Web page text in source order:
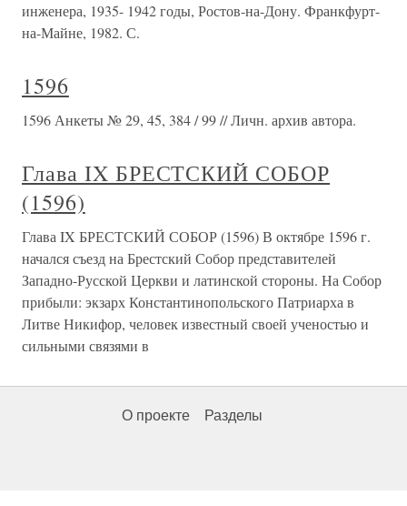
инженера, 1935- 1942 годы, Ростов-на-Дону. Франкфурт-
на-Майне, 1982. С.
1596
1596 Анкеты № 29, 45, 384 / 99 // Личн. архив автора.
Глава IX БРЕСТСКИЙ СОБОР
(1596)
Глава IX БРЕСТСКИЙ СОБОР (1596) В октябре 1596 г.
начался съезд на Брестский Со­бор представителей
Западно-Русской Церкви и ла­тинской стороны. На Собор
прибыли: экзарх Кон­стантинопольского Патриарха в
Литве Никифор, человек известный своей ученостью и
сильными связями в
О проекте Разделы